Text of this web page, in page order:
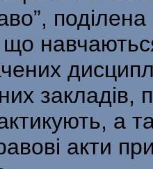
що
закладів,
а
акти